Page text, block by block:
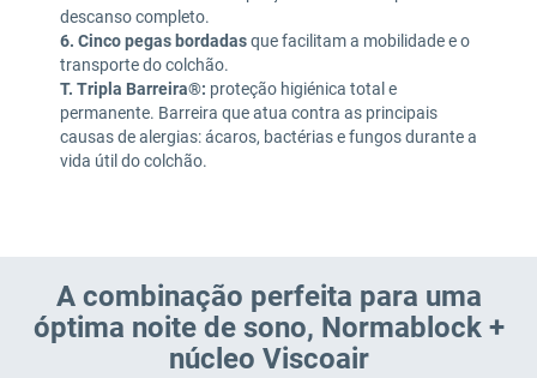
descanso completo.
6. Cinco pegas bordadasque facilitam a mobilidade e o
transporte do colchão.
T. Tripla Barreira®: proteção higiénica total e
permanente. Barreira que atua contra as principais
causas de alergias: ácaros, bactérias e fungos durante a
vida útil do colchão.
A combinação perfeita para uma
óptima noite de sono, Normablock +
núcleo Viscoair